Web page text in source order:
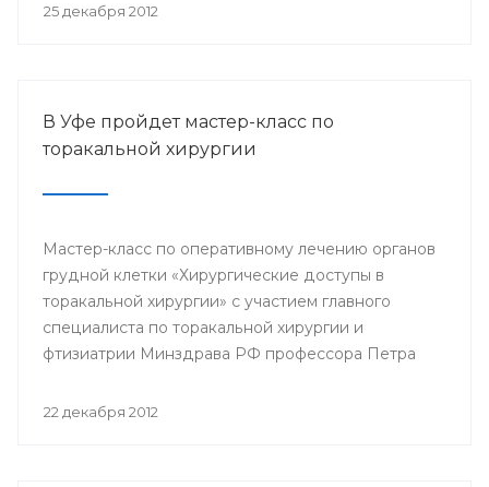
25 декабря 2012
В Уфе пройдет мастер-класс по
торакальной хирургии
Мастер-класс по оперативному лечению органов
грудной клетки «Хирургические доступы в
торакальной хирургии» с участием главного
специалиста по торакальной хирургии и
фтизиатрии Минздрава РФ профессора Петра
БГМУ.
22 декабря 2012